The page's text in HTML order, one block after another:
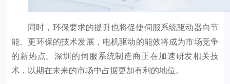
同时，环保要求的提升也将促使伺服系统驱动器向节
能、更环保的技术发展，电机驱动的能效将成为市场竞争
的新热点。深圳的伺服系统制造商正在加速研发相关技
术，以期在未来的市场中占据更加有利的地位。